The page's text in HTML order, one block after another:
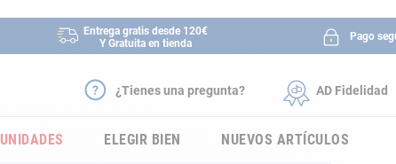
Entrega gratis desde 120€
Y Gratuita en tienda
Pago
¿Tienes una pregunta? AD Fidelidad
ELEGIR BIEN NUEVOS ARTÍCULOS